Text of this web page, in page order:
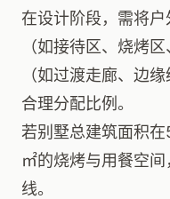
在设计阶段，需将
（如接待区、烧烤
（如过渡走廊、边
合理分配比例。
若别墅总建筑面积
㎡的烧烤与用餐空
线。